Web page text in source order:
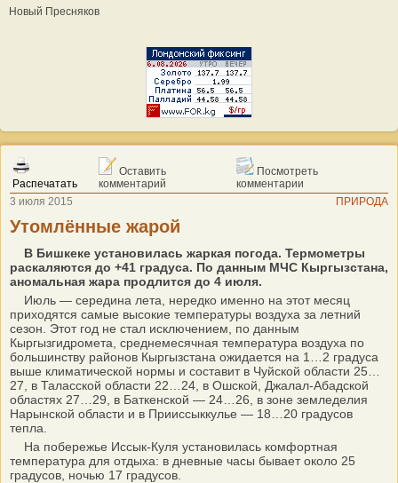
Новый Пресняков
Распечатать
Оставить
комментарий
Посмотреть
комментарии
3 июля 2015
ПРИРОДА
Утомлённые жарой
В Бишкеке установилась жаркая погода. Термометры
раскаляются до +41 градуса. По данным МЧС Кыргызстана,
аномальная жара продлится до 4 июля.
Июль — середина лета, нередко именно на этот месяц
приходятся самые высокие температуры воздуха за летний
сезон. Этот год не стал исключением, по данным
Кыргызгидромета, среднемесячная температура воздуха по
большинству районов Кыргызстана ожидается на 1…2 градуса
выше климатической нормы и составит в Чуйской области 25…
27, в Таласской области 22…24, в Ошской, Джалал-Абадской
областях 27…29, в Баткенской — 24…26, в зоне земледелия
Нарынской области и в Прииссыккулье — 18…20 градусов
тепла.
На побережье Иссык-Куля установилась комфортная
температура для отдыха: в дневные часы бывает около 25
градусов, ночью 17 градусов.